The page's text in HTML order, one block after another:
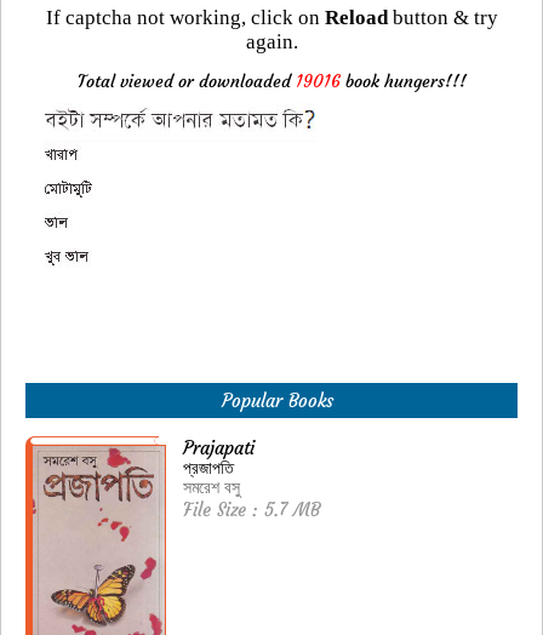
If captcha not working, click on Reloadbutton & try
again.
Total viewed or downloaded 19016book hungers!!!
Popular Books
Prajapati
প্রজাপতি
সমরেশ বসু
File Size : 5.7 MB